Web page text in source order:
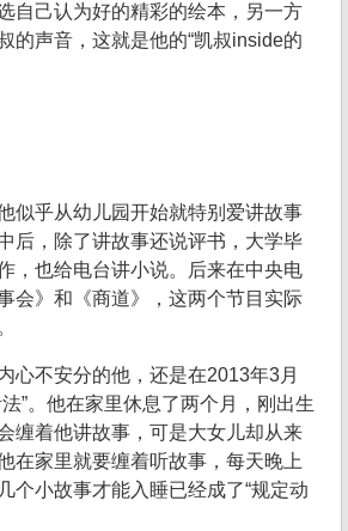
自己认为好的精彩的绘本，另一方
的声音，这就是他的“凯叔inside的
似乎从幼儿园开始就特别爱讲故事
后，除了讲故事还说评书，大学毕
，也给电台讲小说。后来在中央电
会》和《商道》，这两个节目实际
心不安分的他，还是在2013年3月
”。他在家里休息了两个月，刚出生
缠着他讲故事，可是大女儿却从来
在家里就要缠着听故事，每天晚上
个小故事才能入睡已经成了“规定动